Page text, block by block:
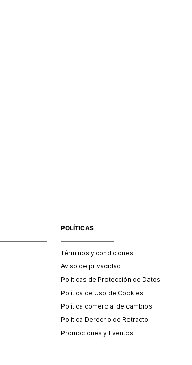
POLÍTICAS
Términos y condiciones
Aviso de privacidad
Políticas de Protección de Datos
Política de Uso de Cookies
Política comercial de cambios
Política Derecho de Retracto
Promociones y Eventos